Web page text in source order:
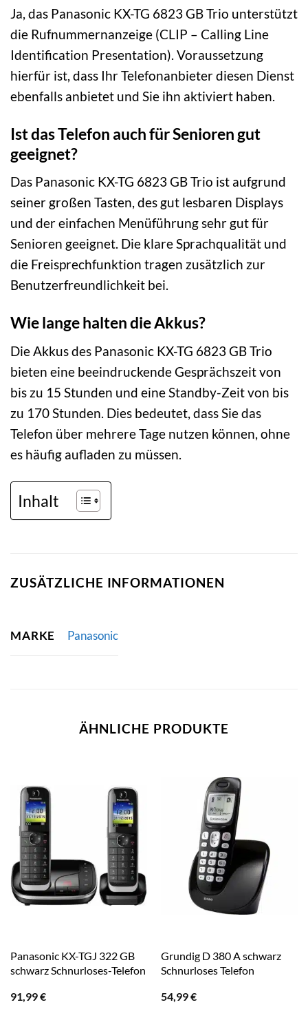
Ja, das Panasonic KX-TG 6823 GB Trio unterstützt
die Rufnummernanzeige (CLIP – Calling Line
Identification Presentation). Voraussetzung
hierfür ist, dass Ihr Telefonanbieter diesen Dienst
ebenfalls anbietet und Sie ihn aktiviert haben.
Ist das Telefon auch für Senioren gut
geeignet?
Das Panasonic KX-TG 6823 GB Trio ist aufgrund
seiner großen Tasten, des gut lesbaren Displays
und der einfachen Menüführung sehr gut für
Senioren geeignet. Die klare Sprachqualität und
die Freisprechfunktion tragen zusätzlich zur
Benutzerfreundlichkeit bei.
Wie lange halten die Akkus?
Die Akkus des Panasonic KX-TG 6823 GB Trio
bieten eine beeindruckende Gesprächszeit von
bis zu 15 Stunden und eine Standby-Zeit von bis
zu 170 Stunden. Dies bedeutet, dass Sie das
Telefon über mehrere Tage nutzen können, ohne
es häufig aufladen zu müssen.
Inhalt
ZUSÄTZLICHE INFORMATIONEN
MARKE Panasonic
ÄHNLICHE PRODUKTE
Panasonic KX-TGJ 322 GB
schwarz Schnurloses-Telefon
91,99€
Grundig D 380 A schwarz
Schnurloses Telefon
54,99€